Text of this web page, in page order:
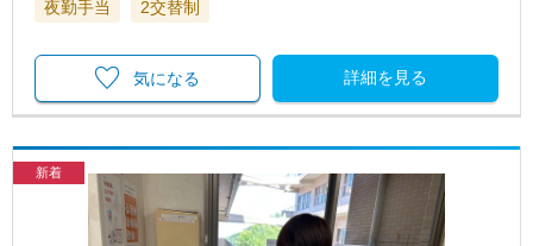
夜勤手当
2交替制
詳細を見る
気になる
新着